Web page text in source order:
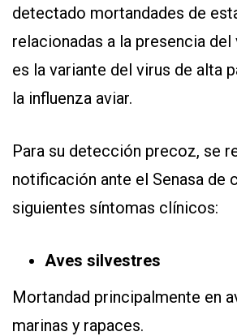
detectado mortandades de
relacionadas a la presencia
es la variante del virus de alta
la influenza aviar.
Para su detección precoz, se
notificación ante el Senasa de
siguientes síntomas clínicos:
Aves silvestres
Mortandad principalmente en
marinas y rapaces.